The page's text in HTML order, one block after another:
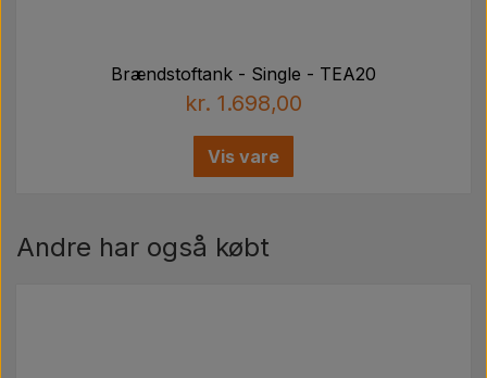
Brændstoftank - Single - TEA20
kr. 1.698,00
Vis vare
Andre har også købt